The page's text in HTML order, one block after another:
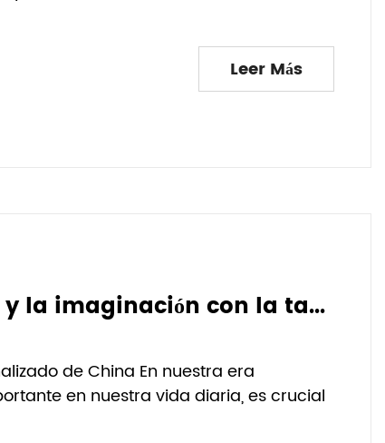
Leer Más
Fomente el aprendizaje temprano y la imaginación con la tableta de dibujo magnética, un juguete cautivador para mentes en desarrollo
de China En nuestra era
en nuestra vida diaria, es crucial